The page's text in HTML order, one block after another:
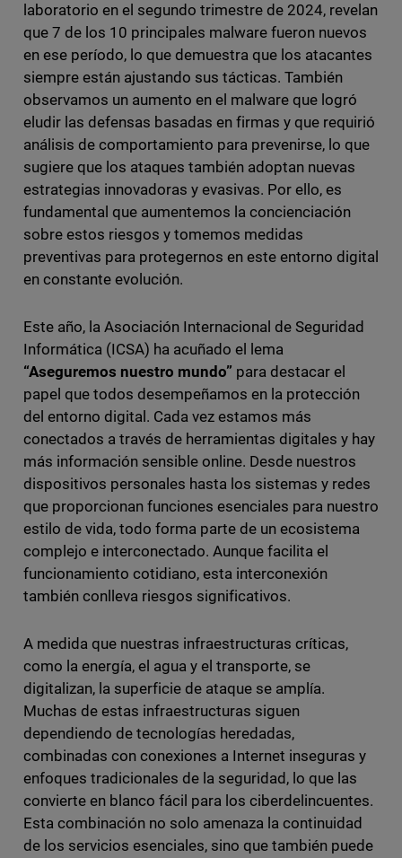
laboratorio en el segundo trimestre de 2024, revelan
que 7 de los 10 principales malware fueron nuevos
en ese período, lo que demuestra que los atacantes
siempre están ajustando sus tácticas. También
observamos un aumento en el malware que logró
eludir las defensas basadas en firmas y que requirió
análisis de comportamiento para prevenirse, lo que
sugiere que los ataques también adoptan nuevas
estrategias innovadoras y evasivas. Por ello, es
fundamental que aumentemos la concienciación
sobre estos riesgos y tomemos medidas
preventivas para protegernos en este entorno digital
en constante evolución.
Este año, la Asociación Internacional de Seguridad
Informática (ICSA) ha acuñado el lema
“Aseguremos nuestro mundo” para destacar el
papel que todos desempeñamos en la protección
del entorno digital. Cada vez estamos más
conectados a través de herramientas digitales y hay
más información sensible online. Desde nuestros
dispositivos personales hasta los sistemas y redes
que proporcionan funciones esenciales para nuestro
estilo de vida, todo forma parte de un ecosistema
complejo e interconectado. Aunque facilita el
funcionamiento cotidiano, esta interconexión
también conlleva riesgos significativos.
A medida que nuestras infraestructuras críticas,
como la energía, el agua y el transporte, se
digitalizan, la superficie de ataque se amplía.
Muchas de estas infraestructuras siguen
dependiendo de tecnologías heredadas,
combinadas con conexiones a Internet inseguras y
enfoques tradicionales de la seguridad, lo que las
convierte en blanco fácil para los ciberdelincuentes.
Esta combinación no solo amenaza la continuidad
de los servicios esenciales, sino que también puede